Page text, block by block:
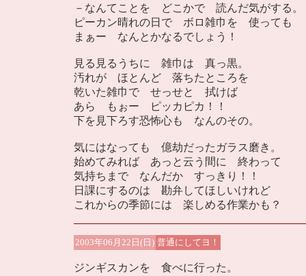
－なんてことを どこかで 読んだ気がする。
ピーカン晴れの日で ボロ雑巾を 使っても
まぁー なんとかなるでしょう！
見る見るうちに 雑巾は 真っ黒。
汚れが ほとんど 落ちたところを
乾いた雑巾で せっせと 拭けば
あら もぉー ピッカピカ！！
下を見下ろす恐怖心も なんのその。
気にはなっても 億劫だったガラス磨き。
始めてみれば あっと云う間に 終わって
気持ちまで なんだか すっきり！！
日課にするのは 勘弁してほしいけれど
これからの季節には 楽しめる作業かも？
2003年06月22日(日) 普通にしてヨ！
ジンギスカンを 食べに行った。